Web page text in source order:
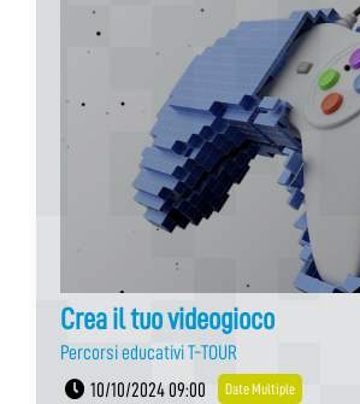
Crea il tuo videogioco
Percorsi educativi T-TOUR
10/10/2024 09:00
Date Multiple